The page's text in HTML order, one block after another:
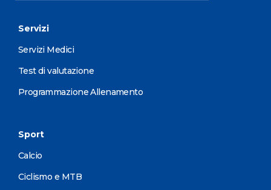
Servizi
Servizi Medici
Test di valutazione
Programmazione Allenamento
Sport
Calcio
Ciclismo e MTB